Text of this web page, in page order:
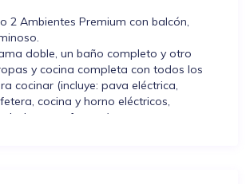
2 Ambientes Premium con balcón,
doble, un baño completo y otro
y cocina completa con todos los
cocinar (incluye: pava eléctrica,
cocina y horno eléctricos,
con freezer).